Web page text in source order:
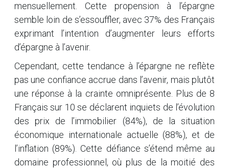
mensuellement. Cette propension à l’épargne
semble loin de s’essouffler, avec 37% des Français
exprimant l’intention d’augmenter leurs efforts
d’épargne à l’avenir.
Cependant, cette tendance à l’épargne ne reflète
pas une confiance accrue dans l’avenir, mais plutôt
une réponse à la crainte omniprésente. Plus de 8
Français sur 10 se déclarent inquiets de l’évolution
des prix de l’immobilier (84%), de la situation
économique internationale actuelle (88%), et de
l’inflation (89%). Cette défiance s’étend même au
domaine professionnel, où plus de la moitié des